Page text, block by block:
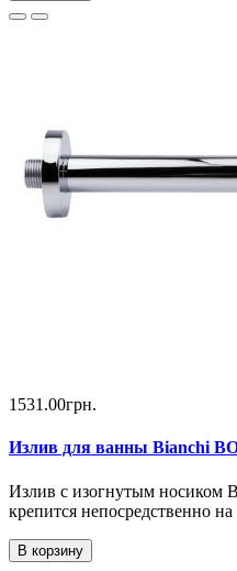
1531.00грн.
Излив для ванны Bianchi
Излив с изогнутым носиком
крепится непосредственно
В корзину